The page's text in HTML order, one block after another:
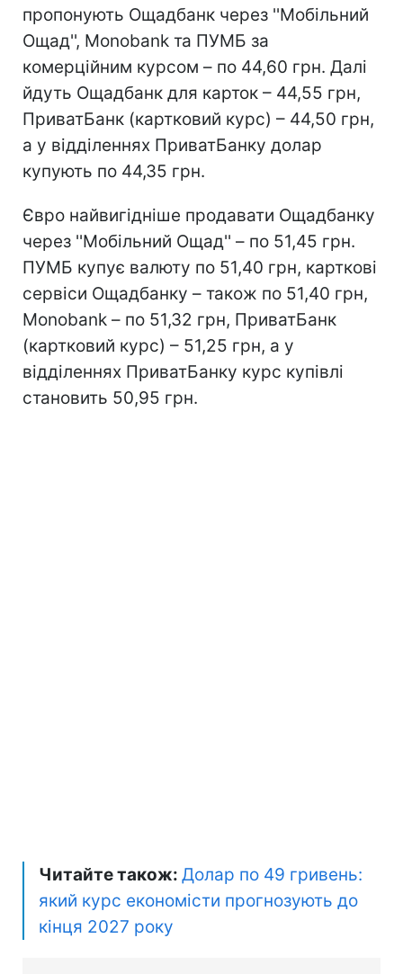
пропонують Ощадбанк через ''Мобільний
Ощад'', Monobank та ПУМБ за
комерційним курсом – по 44,60 грн. Далі
йдуть Ощадбанк для карток – 44,55 грн,
ПриватБанк (картковий курс) – 44,50 грн,
а у відділеннях ПриватБанку долар
купують по 44,35 грн.
Євро найвигідніше продавати Ощадбанку
через ''Мобільний Ощад'' – по 51,45 грн.
ПУМБ купує валюту по 51,40 грн, карткові
сервіси Ощадбанку – також по 51,40 грн,
Monobank – по 51,32 грн, ПриватБанк
(картковий курс) – 51,25 грн, а у
відділеннях ПриватБанку курс купівлі
становить 50,95 грн.
Читайте також: Долар по 49 гривень:
який курс економісти прогнозують до
кінця 2027 року